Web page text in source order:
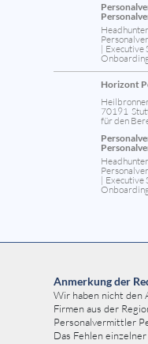
| Executive
Horizont
70191
für den
| Executive
Anmerkung der
Wir haben nicht den
Firmen aus der
Personalvermittler
Das Fehlen